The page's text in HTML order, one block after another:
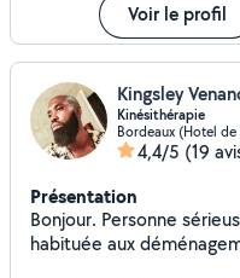
Voir le profil
Kingsley
Kinésithérapie
Bordeaux (Hotel
4,4/5 (19
Présentation
Bonjour. Personne
habituée aux